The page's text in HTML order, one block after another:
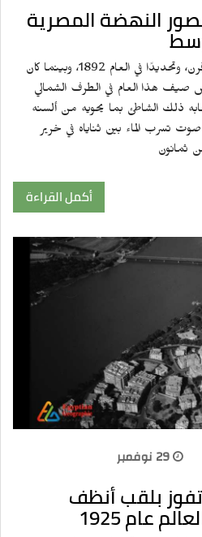
النهضة المصرية
منذ ما يقرب من القرن والرُبع قرن، وتحديدًا في العام 1892، وبينما كان
صيف هذا العام في الطرف الشمالي
ذلك الشاطئ بما يحويه من ألسنه
تسرب الماء بين ثناياه في خرير
ثمانون
أكمل القراءة
تفوز بلقب أنظف
عام 1925